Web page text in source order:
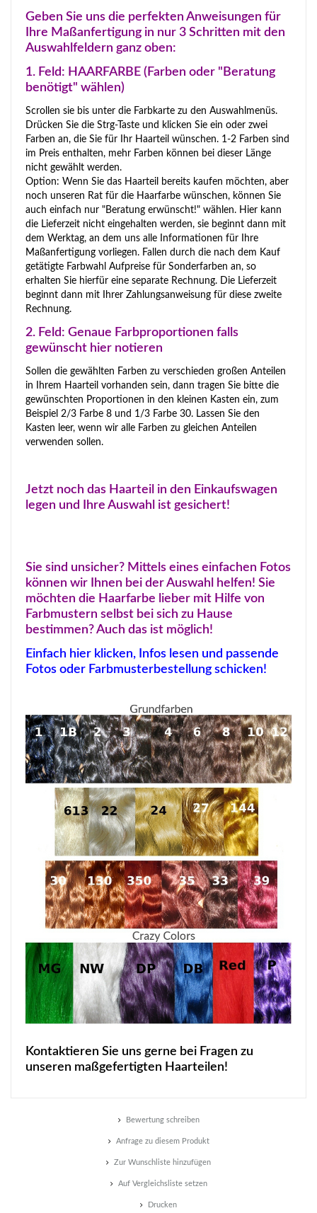
Geben Sie uns die perfekten Anweisungen für
Ihre Maßanfertigung in nur 3 Schritten mit den
Auswahlfeldern ganz oben:
1. Feld: HAARFARBE (Farben oder "Beratung
benötigt" wählen)
Scrollen sie bis unter die Farbkarte zu den Auswahlmenüs.
Drücken Sie die Strg-Taste und klicken Sie ein oder zwei
Farben an, die Sie für Ihr Haarteil wünschen. 1-2 Farben sind
im Preis enthalten, mehr Farben können bei dieser Länge
nicht gewählt werden.
Option: Wenn Sie das Haarteil bereits kaufen möchten, aber
noch unseren Rat für die Haarfarbe wünschen, können Sie
auch einfach nur "Beratung erwünscht!" wählen. Hier kann
die Lieferzeit nicht eingehalten werden, sie beginnt dann mit
dem Werktag, an dem uns alle Informationen für Ihre
Maßanfertigung vorliegen. Fallen durch die nach dem Kauf
getätigte Farbwahl Aufpreise für Sonderfarben an, so
erhalten Sie hierfür eine separate Rechnung. Die Lieferzeit
beginnt dann mit Ihrer Zahlungsanweisung für diese zweite
Rechnung.
2. Feld: Genaue Farbproportionen falls
gewünscht hier notieren
Sollen die gewählten Farben zu verschieden großen Anteilen
in Ihrem Haarteil vorhanden sein, dann tragen Sie bitte die
gewünschten Proportionen in den kleinen Kasten ein, zum
Beispiel 2/3 Farbe 8 und 1/3 Farbe 30. Lassen Sie den
Kasten leer, wenn wir alle Farben zu gleichen Anteilen
verwenden sollen.
Jetzt noch das Haarteil in den Einkaufswagen
legen und Ihre Auswahl ist gesichert!
Sie sind unsicher? Mittels eines einfachen Fotos
können wir Ihnen bei der Auswahl helfen! Sie
möchten die Haarfarbe lieber mit Hilfe von
Farbmustern selbst bei sich zu Hause
bestimmen? Auch das ist möglich!
Einfach hier klicken, Infos lesen und passende
Fotos oder Farbmusterbestellung schicken!
Kontaktieren Sie uns gerne bei Fragen zu
unseren maßgefertigten Haarteilen!
Bewertung schreiben
Anfrage zu diesem Produkt
Zur Wunschliste hinzufügen
Auf Vergleichsliste setzen
Drucken